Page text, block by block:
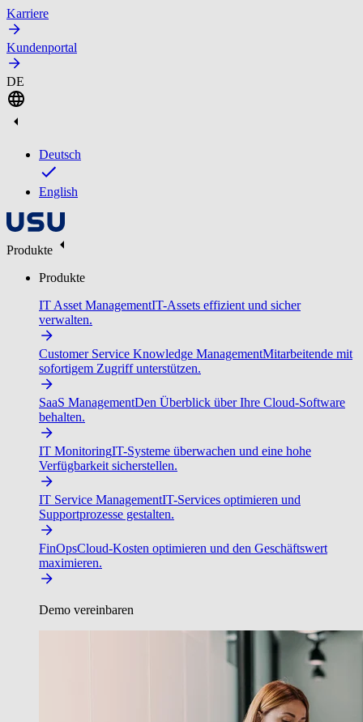
Karriere
Kundenportal
DE
Deutsch
English
Produkte
Produkte
IT Asset ManagementIT-Assets effizient und sicher
verwalten.
Customer Service Knowledge ManagementMitarbeitende mit
sofortigem Zugriff unterstützen.
SaaS ManagementDen Überblick über Ihre Cloud-Software
behalten.
IT MonitoringIT-Systeme überwachen und eine hohe
Verfügbarkeit sicherstellen.
IT Service ManagementIT-Services optimieren und
Supportprozesse gestalten.
FinOpsCloud-Kosten optimieren und den Geschäftswert
maximieren.
Demo vereinbaren